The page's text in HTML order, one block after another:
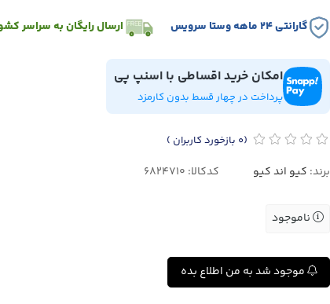
گارانتی ۲۴ ماهه وستا سرویس ارسال رایگان به سراسر
امکان خرید اقساطی با اسنپ پی
پرداخت در چهار قسط بدون کارمزد
(0 بازخورد کاربران )
برند: کیو اند کیو کدکالا:
ناموجود
موجود شد به من اطلاع بده